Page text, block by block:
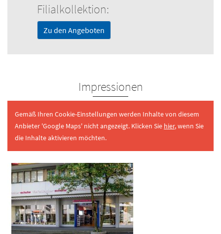
Filialkollektion:
Zu den Angeboten
Impressionen
Gemäß Ihren Cookie-Einstellungen werden Inhalte von diesem
Anbieter 'Google Maps' nicht angezeigt. Klicken Sie hier, wenn Sie
die Inhalte aktivieren möchten.